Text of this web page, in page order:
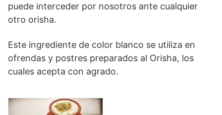
puede interceder por nosotros ante cualquier
otro orisha.
Este ingrediente de color blanco se utiliza en
ofrendas y postres preparados al Orisha, los
cuales acepta con agrado.